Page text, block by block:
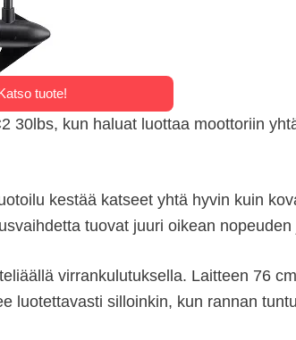
tuote!
kun haluat luottaa moottoriin
kestää katseet yhtä hyvin kuin
tuovat juuri oikean
virrankulutuksella. Laitteen 76
luotettavasti silloinkin, kun rannan